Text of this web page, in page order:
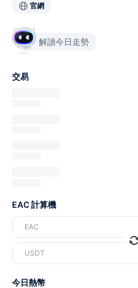
官網
解讀今日走勢
交易
EAC 計算機
EAC
USDT
今日熱幣